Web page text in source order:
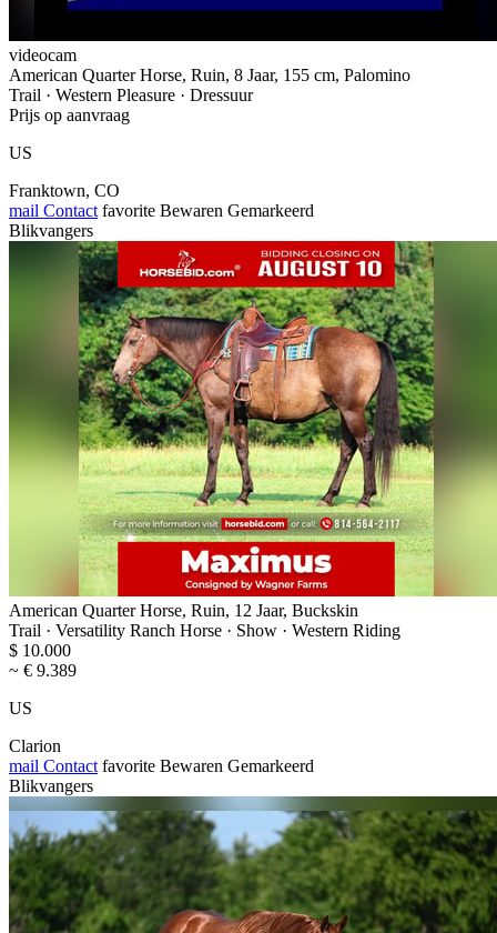
videocam
American Quarter Horse, Ruin, 8 Jaar, 155 cm, Palomino
Trail · Western Pleasure · Dressuur
Prijs op aanvraag
US
Franktown, CO
mail Contact favorite Bewaren Gemarkeerd
Blikvangers
American Quarter Horse, Ruin, 12 Jaar, Buckskin
Trail · Versatility Ranch Horse · Show · Western Riding
$ 10.000
~ € 9.389
US
Clarion
mail Contact favorite Bewaren Gemarkeerd
Blikvangers